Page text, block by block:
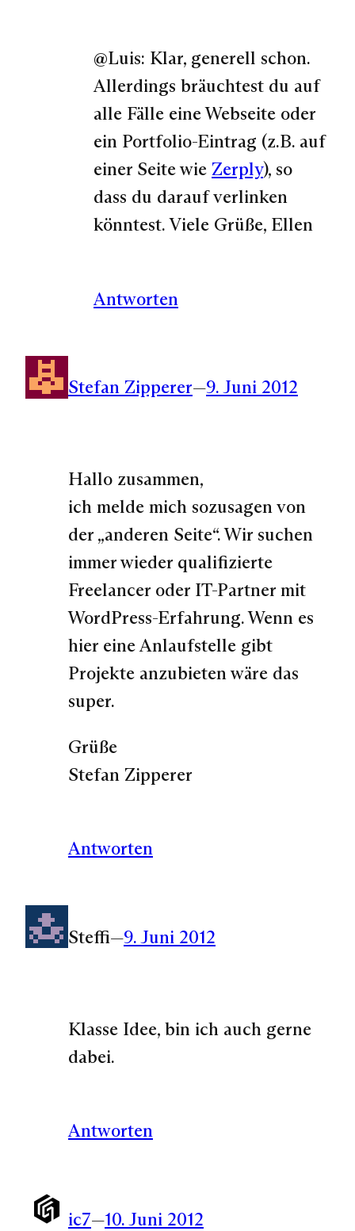
@Luis: Klar, generell schon.
Allerdings bräuchtest du auf
alle Fälle eine Webseite oder
ein Portfolio-Eintrag (z.B. auf
einer Seite wie Zerply), so
dass du darauf verlinken
könntest. Viele Grüße, Ellen
Antworten
Stefan Zipperer—9. Juni 2012
Hallo zusammen,
ich melde mich sozusagen von
der „anderen Seite“. Wir suchen
immer wieder qualifizierte
Freelancer oder IT-Partner mit
WordPress-Erfahrung. Wenn es
hier eine Anlaufstelle gibt
Projekte anzubieten wäre das
super.
Grüße
Stefan Zipperer
Antworten
Steffi—9. Juni 2012
Klasse Idee, bin ich auch gerne
dabei.
Antworten
ic7—10. Juni 2012